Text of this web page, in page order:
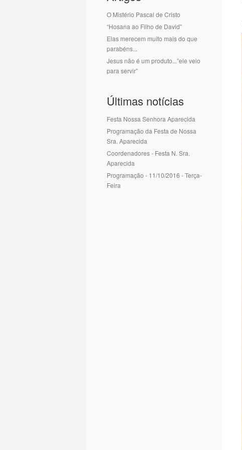
O Mistério Pascal de Cristo
“Hosana ao Filho de David”
Elas merecem muito mais do que
parabéns...
Jesus não é um produto...”ele veio
para servir”
Últimas notícias
Festa Nossa Senhora Aparecida
Programação da Festa de Nossa
Sra. Aparecida
Coordenadores - Festa N. Sra.
Aparecida
Programação - 11/10/2016 - Terça-
Feira